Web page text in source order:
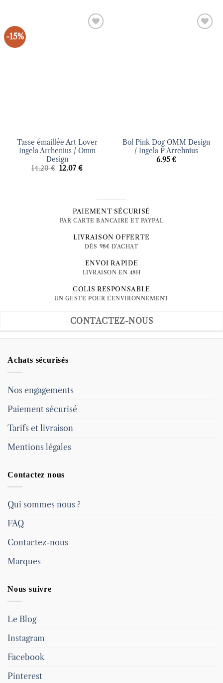
-15%
Tasse émaillée Art Lover
Ingela Arrhenius / Omm
Design
14.20€ Le
12.07€Le
Bol Pink Dog OMM Design
/ Ingela P Arrehnius
6.95€
PAIEMENT SÉCURISÉ
PAR CARTE BANCAIRE ET PAYPAL
LIVRAISON OFFERTE
DÈS 98€ D'ACHAT
ENVOI RAPIDE
LIVRAISON EN 48H
COLIS RESPONSABLE
UN GESTE POUR L'ENVIRONNEMENT
CONTACTEZ-NOUS
Achats sécurisés
Nos engagements
Paiement sécurisé
Tarifs et livraison
Mentions légales
Contactez nous
Qui sommes nous ?
FAQ
Contactez-nous
Marques
Nous suivre
Le Blog
Instagram
Facebook
Pinterest